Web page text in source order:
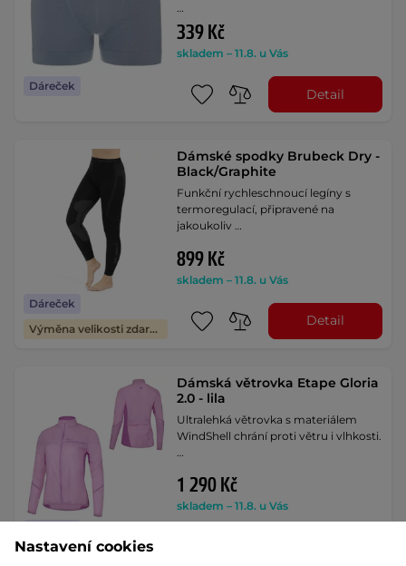
Dáreček
…
339 Kč
skladem – 11.8. u Vás
Detail
Dáreček
Výměna velikosti zdarma
Dámské spodky Brubeck Dry -
Black/Graphite
Funkční rychleschnoucí legíny s
termoregulací, připravené na
jakoukoliv …
899 Kč
skladem – 11.8. u Vás
Detail
Výměna velikosti zdarma
Dámská větrovka Etape Gloria
2.0 - lila
Ultralehká větrovka s materiálem
WindShell chrání proti větru i vlhkosti.
1 290 Kč
skladem – 11.8. u Vás
Nastavení cookies